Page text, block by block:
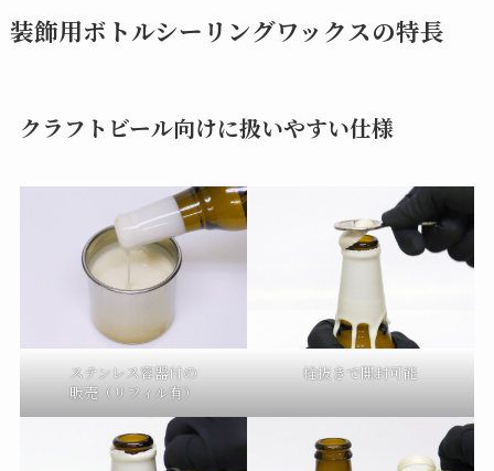
装飾用ボトルシーリングワックスの特長
クラフトビール向けに扱いやすい仕様
ステンレス容器付の
販売（リフィル有）
栓抜きで開封可能